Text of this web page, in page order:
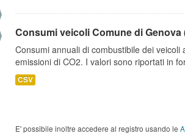
Consumi veicoli Comune di Genova
Consumi annuali di combustibile dei
emissioni di CO2. I valori sono riportati in
CSV
E' possibile inoltre accedere al registro usando le